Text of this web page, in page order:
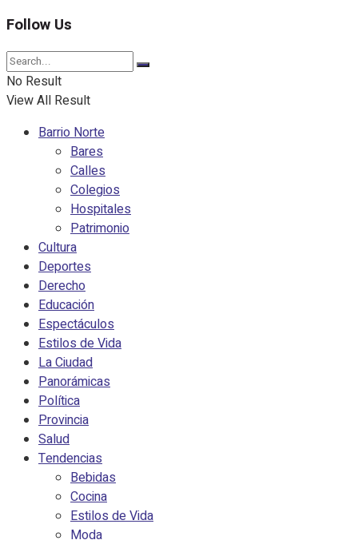
Follow Us
No Result
View All Result
Barrio Norte
Bares
Calles
Colegios
Hospitales
Patrimonio
Cultura
Deportes
Derecho
Educación
Espectáculos
Estilos de Vida
La Ciudad
Panorámicas
Política
Provincia
Salud
Tendencias
Bebidas
Cocina
Estilos de Vida
Moda